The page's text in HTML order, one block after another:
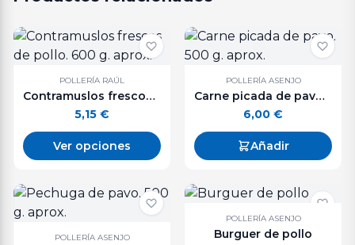
POLLERÍA RAÚL
Contramuslos frescos de pollo. 600 g. aprox.
5,15 €
Ver opciones
POLLERÍA ASENJO
Carne picada de pavo. 500 g. aprox.
6,00 €
Añadir
POLLERÍA ASENJO
POLLERÍA ASENJO
Burguer de pollo